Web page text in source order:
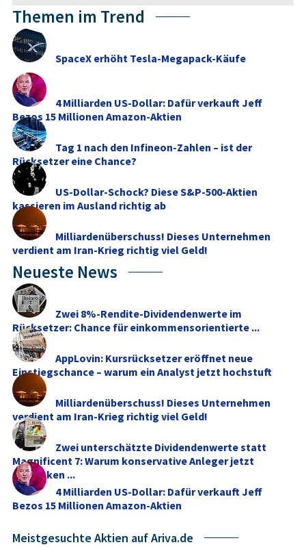
Themen im Trend
SpaceX erhöht Tesla-Megapack-Käufe
4 Milliarden US-Dollar: Dafür verkauft Jeff
Bezos 15 Millionen Amazon-Aktien
Tag 1 nach den Infineon-Zahlen – ist der
Rücksetzer eine Chance?
US-Dollar-Schock? Diese S&P-500-Aktien
kassieren im Ausland richtig ab
Milliardenüberschuss! Dieses Unternehmen
verdient am Iran-Krieg richtig viel Geld!
Neueste News
Zwei 8%-Rendite-Dividendenwerte im
Rücksetzer: Chance für einkommensorientierte ...
AppLovin: Kursrücksetzer eröffnet neue
Einstiegschance – warum ein Analyst jetzt hochstuft
Milliardenüberschuss! Dieses Unternehmen
verdient am Iran-Krieg richtig viel Geld!
Zwei unterschätzte Dividendenwerte statt
Magnificent 7: Warum konservative Anleger jetzt
umdenken ...
4 Milliarden US-Dollar: Dafür verkauft Jeff
Bezos 15 Millionen Amazon-Aktien
Meistgesuchte Aktien auf Ariva.de